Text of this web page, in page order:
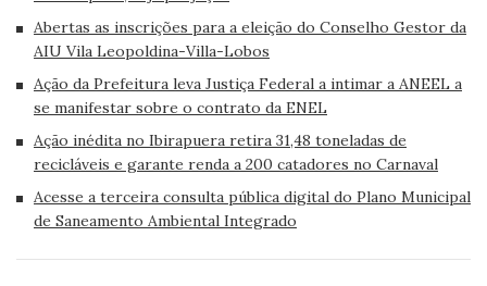
Abertas as inscrições para a eleição do Conselho Gestor da
AIU Vila Leopoldina-Villa-Lobos
Ação da Prefeitura leva Justiça Federal a intimar a ANEEL a
se manifestar sobre o contrato da ENEL
Ação inédita no Ibirapuera retira 31,48 toneladas de
recicláveis e garante renda a 200 catadores no Carnaval
Acesse a terceira consulta pública digital do Plano Municipal
de Saneamento Ambiental Integrado